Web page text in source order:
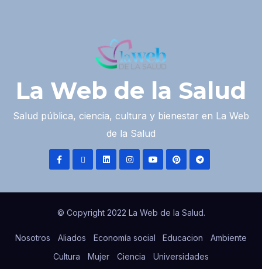
La Web de la Salud
Salud pública, ciencia, cultura y bienestar en La Web
de la Salud
© Copyright 2022 La Web de la Salud.
Nosotros Aliados Economía social Educacion
Ambiente
Cultura
Mujer Ciencia Universidades